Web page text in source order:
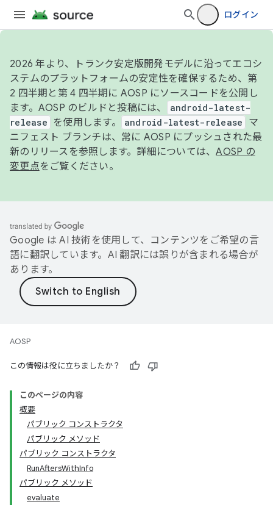
ログイン
2026 年より、トランク安定版開発モデルに沿ってエコシ
ステムのプラットフォームの安定性を確保するため、第
2 四半期と第 4 四半期に AOSP にソースコードを公開し
ます。AOSP のビルドと投稿には、
android-latest-
release
を使用します。 android-latest-release
マ
ニフェスト ブランチは、常に AOSP にプッシュされた最
新のリリースを参照します。詳細については、AOSP の
変更点をご覧ください。
Google は AI 技術を使用して、コンテンツをご希望の言
語に翻訳しています。AI 翻訳には誤りが含まれる場合が
あります。
AOSP
この情報は役に立ちましたか？
このページの内容
概要
パブリック コンストラクタ
パブリック メソッド
パブリック コンストラクタ
RunAftersWithInfo
パブリック メソッド
evaluate